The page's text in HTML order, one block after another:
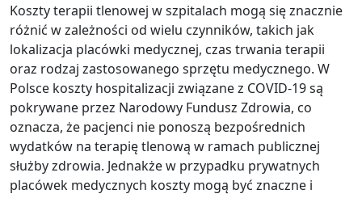
Koszty terapii tlenowej w szpitalach mogą się znacznie
różnić w zależności od wielu czynników, takich jak
lokalizacja placówki medycznej, czas trwania terapii
oraz rodzaj zastosowanego sprzętu medycznego. W
Polsce koszty hospitalizacji związane z COVID-19 są
pokrywane przez Narodowy Fundusz Zdrowia, co
oznacza, że pacjenci nie ponoszą bezpośrednich
wydatków na terapię tlenową w ramach publicznej
służby zdrowia. Jednakże w przypadku prywatnych
placówek medycznych koszty mogą być znaczne i